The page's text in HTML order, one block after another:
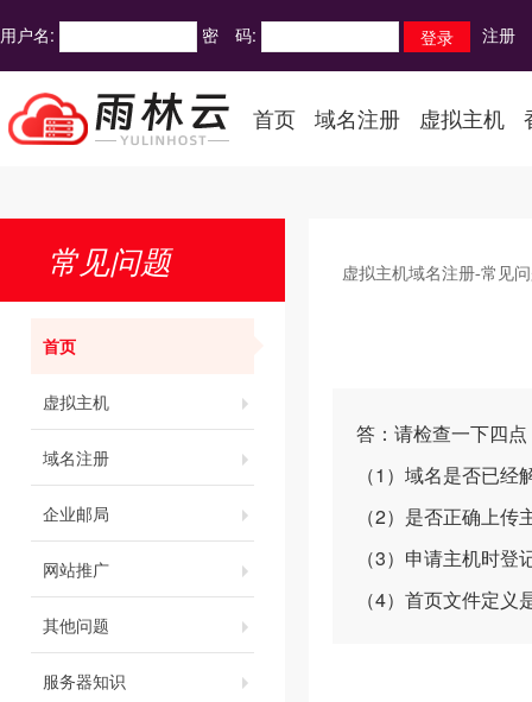
用户名: 密 码: 注册
首页 域名注册 虚拟主机
常见问题
首页
虚拟主机
域名注册
企业邮局
网站推广
其他问题
服务器知识
虚拟主机域名注册-常见
答：请检查一下四
（1）域名是否已
（2）是否正确上传
（3）申请主机时
（4）首页文件定